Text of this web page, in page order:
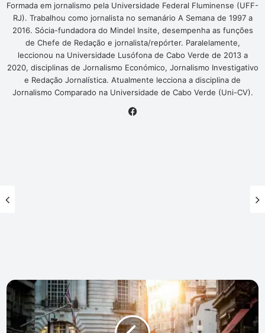
Formada em jornalismo pela Universidade Federal Fluminense (UFF-
RJ). Trabalhou como jornalista no semanário A Semana de 1997 a
2016. Sócia-fundadora do Mindel Insite, desempenha as funções
de Chefe de Redação e jornalista/repórter. Paralelamente,
leccionou na Universidade Lusófona de Cabo Verde de 2013 a
2020, disciplinas de Jornalismo Económico, Jornalismo Investigativo
e Redação Jornalística. Atualmente lecciona a disciplina de
Jornalismo Comparado na Universidade de Cabo Verde (Uni-CV).
Serenata
"Morna
Património
da